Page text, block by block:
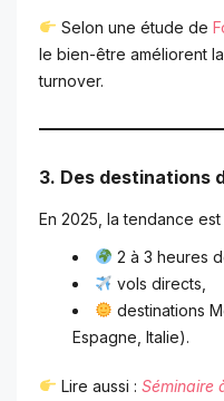
Selon une étude de
le bien-être améliorent
turnover.
3. Des destinations
En 2025, la tendance est
2 à 3 heures
vols directs,
destinations
Espagne, Italie).
Lire aussi : Séminaire